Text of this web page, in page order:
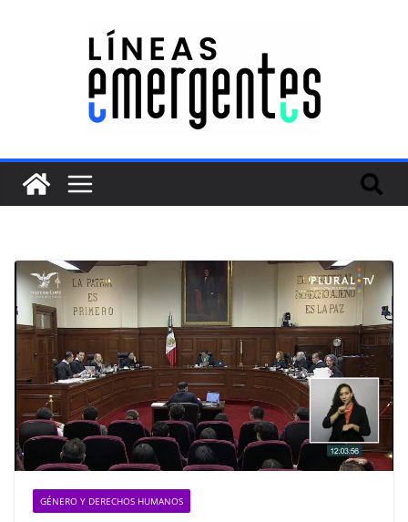
GÉNERO Y DERECHOS HUMANOS